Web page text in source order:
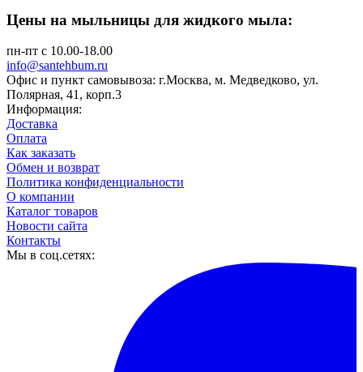
Цены на мыльницы для жидкого мыла:
пн-пт с 10.00-18.00
info@santehbum.ru
Офис и пункт самовывоза: г.Москва, м. Медведково, ул.
Полярная, 41, корп.3
Информация:
Доставка
Оплата
Как заказать
Обмен и возврат
Политика конфиденциальности
О компании
Каталог товаров
Новости сайта
Контакты
Мы в соц.сетях: